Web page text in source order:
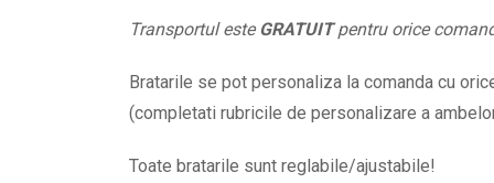
Transportul esteGRATUITpentru orice
Bratarile se pot personaliza la comanda cu
(completati rubricile de personalizare a
Toate bratarile sunt reglabile/ajustabile!